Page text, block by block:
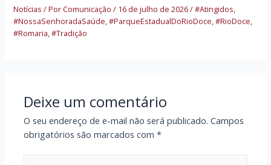
Notícias / PorComunicação/ 16 de julho de 2026/#Atingidos,
#NossaSenhoradaSaúde,#ParqueEstadualDoRioDoce,#RioDoce,
#Romaria,#Tradição
Deixe um comentário
O seu endereço de e-mail não será publicado. Campos
obrigatórios são marcados com*